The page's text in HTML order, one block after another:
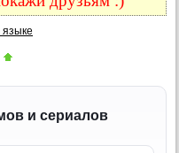
языке
и сериалов